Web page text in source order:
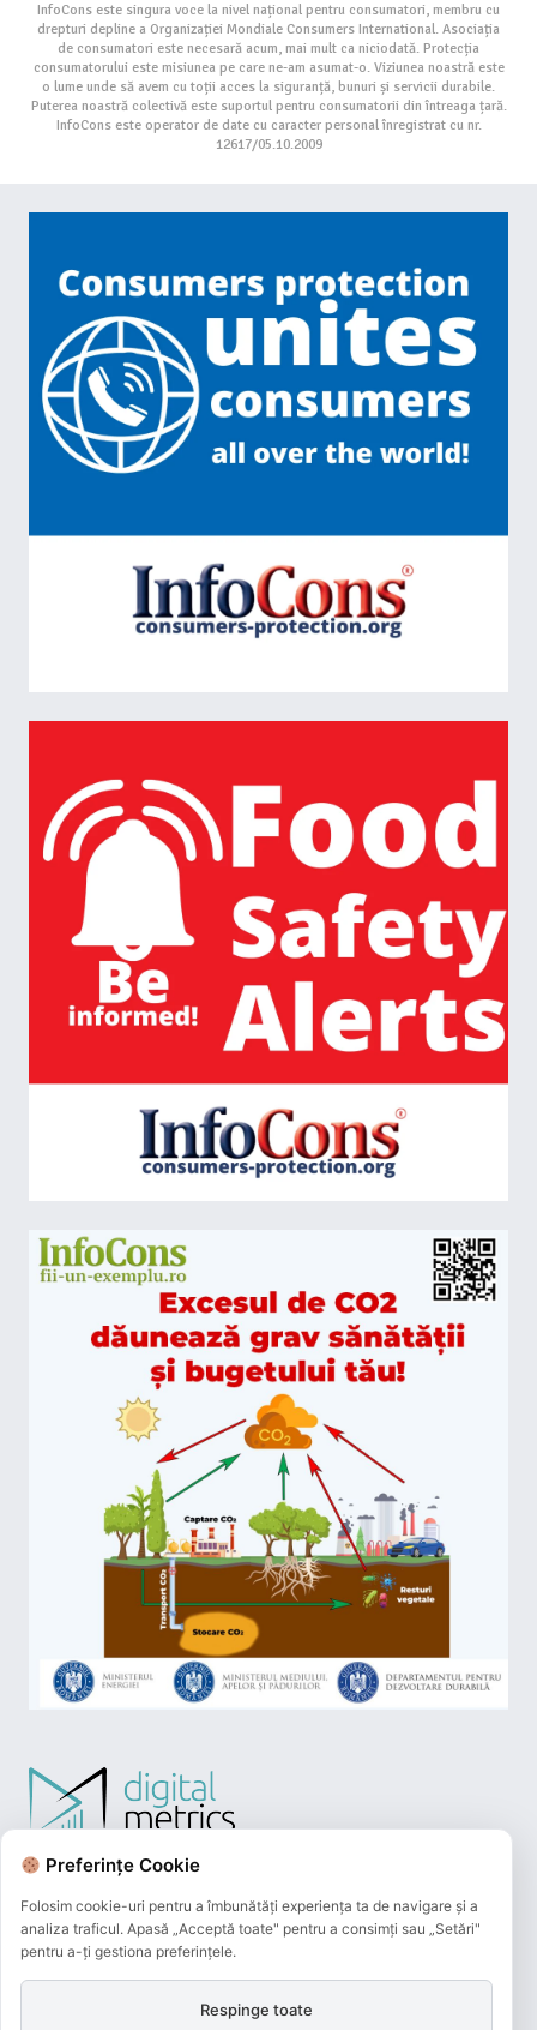
InfoCons este singura voce la nivel național pentru consumatori, membru cu
drepturi depline a Organizației Mondiale Consumers International. Asociația
de consumatori este necesară acum, mai mult ca niciodată. Protecția
consumatorului este misiunea pe care ne-am asumat-o. Viziunea noastră este
o lume unde să avem cu toții acces la siguranță, bunuri și servicii durabile.
Puterea noastră colectivă este suportul pentru consumatorii din întreaga țară.
InfoCons este operator de date cu caracter personal înregistrat cu nr.
12617/05.10.2009
Preferințe Cookie
Folosim cookie-uri pentru a îmbunătăți experiența ta de navigare și a
analiza traficul. Apasă „Acceptă toate" pentru a consimți sau „Setări"
pentru a-ți gestiona preferințele.
Respinge toate